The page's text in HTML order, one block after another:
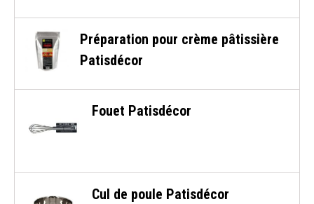
Préparation pour crème pâtissière
Patisdécor
Fouet Patisdécor
Cul de poule Patisdécor